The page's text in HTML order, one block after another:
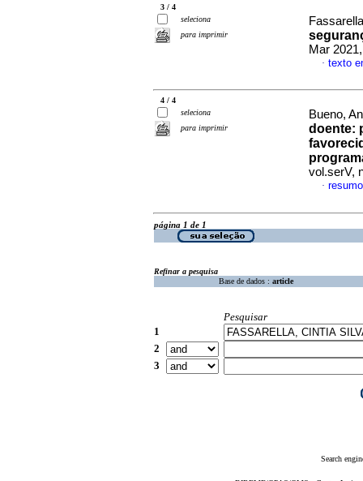
3 / 4
seleciona
para imprimir
Mar
· texto
4 / 4
seleciona
para imprimir
Bueno,
doente:
vol.serV,
·
página 1 de 1
Refinar a pesquisa
Base de dados : article
Pesquisar
1
2
3
Search